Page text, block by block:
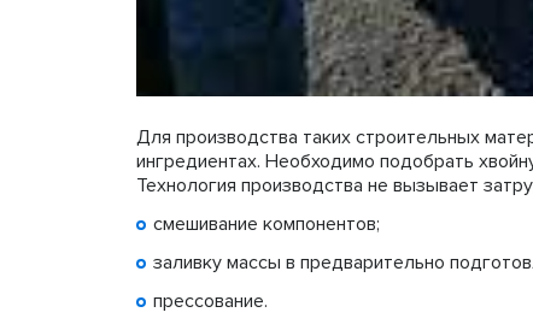
Для производства таких строительных
ингредиентах. Необходимо подобрать
Технология производства не вызывает
смешивание компонентов;
заливку массы в предварительно
прессование.